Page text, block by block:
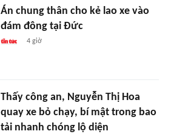
Án chung thân cho kẻ lao xe vào
đám đông tại Đức
4 giờ
Thấy công an, Nguyễn Thị Hoa
quay xe bỏ chạy, bí mật trong bao
tải nhanh chóng lộ diện